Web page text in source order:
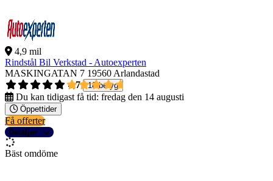
4,9 mil
Rindstål Bil Verkstad - Autoexperten
MASKINGATAN 7 19560 Arlandastad
4,7
18 betyg
Du kan tidigast få tid: fredag den 14 augusti
Öppettider
Få offerter
Detaljer
Bäst omdöme